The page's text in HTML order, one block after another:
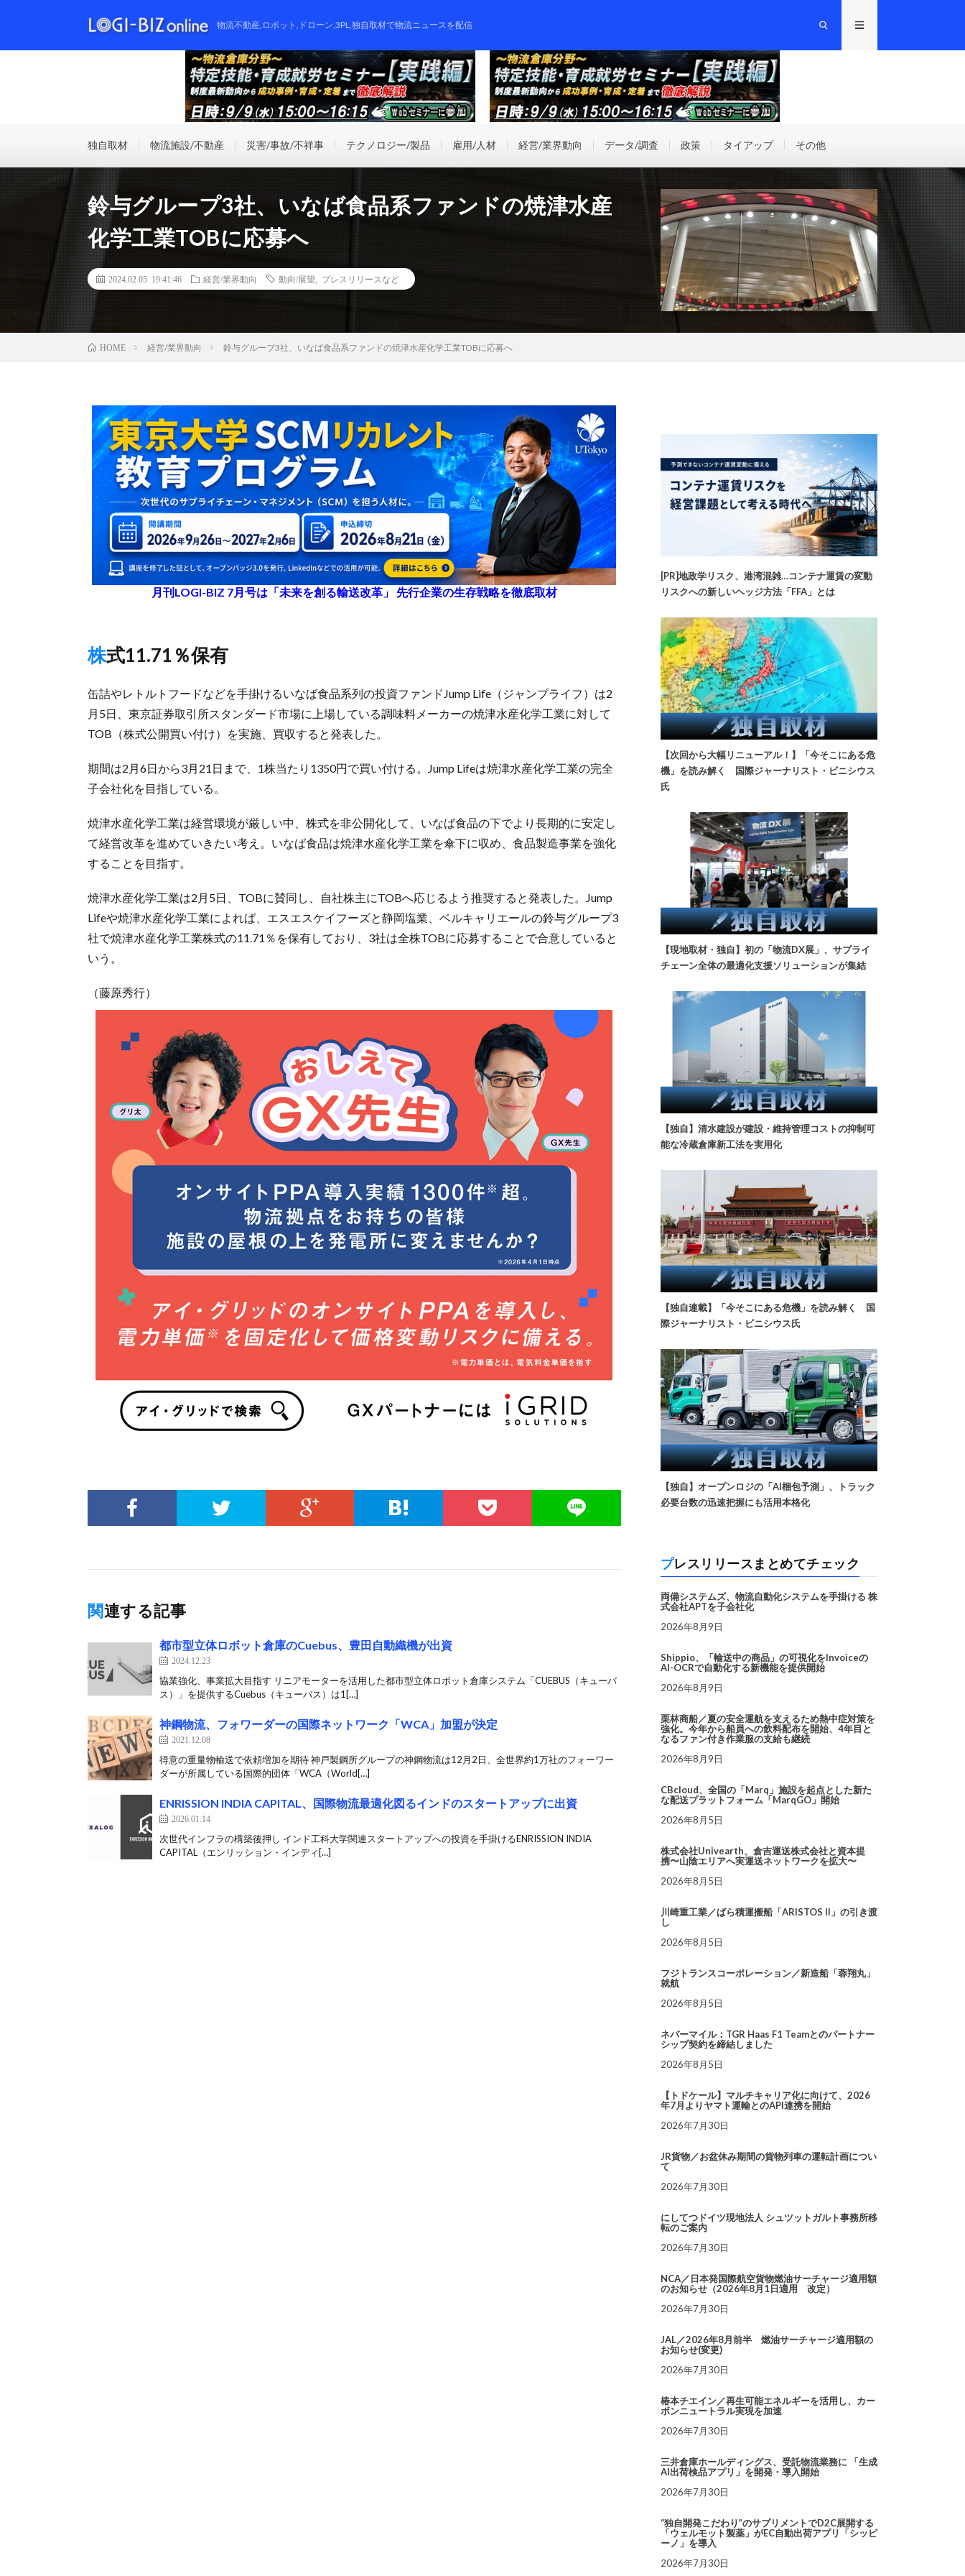
物流不動産,ロボット,ドローン,3PL,独自取材で物流ニュースを配信
独自取材 物流施設/不動産 災害/事故/不祥事 テクノロジー/製品 雇用/人材 経営/業界動向 データ/調査 政策 タイアップ その他
鈴与グループ3社、いなば食品系ファンドの焼津水産
化学工業TOBに応募へ
2024.02.05 19:41:46 経営/業界動向 動向/展望 プレスリリースなど
HOME 経営/業界動向 鈴与グループ3社、いなば食品系ファンドの焼津水産化学工業TOBに応募へ
月刊LOGI-BIZ 7月号は「未来を創る輸送改革」 先行企業の生存戦略を徹底取材
株式11.71％保有
缶詰やレトルトフードなどを手掛けるいなば食品系列の投資ファンドJump Life（ジャンプライフ）は2
月5日、東京証券取引所スタンダード市場に上場している調味料メーカーの焼津水産化学工業に対して
TOB（株式公開買い付け）を実施、買収すると発表した。
期間は2月6日から3月21日まで、1株当たり1350円で買い付ける。Jump Lifeは焼津水産化学工業の完全
子会社化を目指している。
焼津水産化学工業は経営環境が厳しい中、株式を非公開化して、いなば食品の下でより長期的に安定し
て経営改革を進めていきたい考え。いなば食品は焼津水産化学工業を傘下に収め、食品製造事業を強化
することを目指す。
焼津水産化学工業は2月5日、TOBに賛同し、自社株主にTOBへ応じるよう推奨すると発表した。Jump
Lifeや焼津水産化学工業によれば、エスエスケイフーズと静岡塩業、ベルキャリエールの鈴与グループ3
社で焼津水産化学工業株式の11.71％を保有しており、3社は全株TOBに応募することで合意していると
いう。
（藤原秀行）
関連する記事
都市型立体ロボット倉庫のCuebus、豊田自動織機が出資
2024.12.23
協業強化、事業拡大目指す リニアモーターを活用した都市型立体ロボット倉庫システム「CUEBUS（キューバ
ス）」を提供するCuebus（キューバス）は1[…]
神鋼物流、フォワーダーの国際ネットワーク「WCA」加盟が決定
2021.12.08
得意の重量物輸送で依頼増加を期待 神戸製鋼所グループの神鋼物流は12月2日、全世界約1万社のフォーワー
ダーが所属している国際的団体「WCA（World[…]
ENRISSION INDIA CAPITAL、国際物流最適化図るインドのスタートアップに出資
2026.01.14
次世代インフラの構築後押し インド工科大学関連スタートアップへの投資を手掛けるENRISSION INDIA
CAPITAL（エンリッション・インディ[…]
[PR]地政学リスク、港湾混雑…コンテナ運賃の変動
リスクへの新しいヘッジ方法「FFA」とは
【次回から大幅リニューアル！】「今そこにある危
機」を読み解く 国際ジャーナリスト・ビニシウス
氏
【現地取材・独自】初の「物流DX展」、サプライ
チェーン全体の最適化支援ソリューションが集結
【独自】清水建設が建設・維持管理コストの抑制可
能な冷蔵倉庫新工法を実用化
【独自連載】「今そこにある危機」を読み解く 国
際ジャーナリスト・ビニシウス氏
【独自】オープンロジの「AI梱包予測」、トラック
必要台数の迅速把握にも活用本格化
プレスリリースまとめてチェック
両備システムズ、物流自動化システムを手掛ける 株
式会社APTを子会社化
2026年8月9日
Shippio、「輸送中の商品」の可視化をInvoiceの
AI-OCRで自動化する新機能を提供開始
2026年8月9日
栗林商船／夏の安全運航を支えるため熱中症対策を
強化。今年から船員への飲料配布を開始、4年目と
なるファン付き作業服の支給も継続
2026年8月9日
CBcloud、全国の「Marq」施設を起点とした新た
な配送プラットフォーム「MarqGO」開始
2026年8月5日
株式会社Univearth、倉吉運送株式会社と資本提
携〜山陰エリアへ実運送ネットワークを拡大〜
2026年8月5日
川崎重工業／ばら積運搬船「ARISTOS II」の引き渡
し
2026年8月5日
フジトランスコーポレーション／新造船「蓉翔丸」
就航
2026年8月5日
ネバーマイル：TGR Haas F1 Teamとのパートナー
シップ契約を締結しました
2026年8月5日
【トドケール】マルチキャリア化に向けて、2026
年7月よりヤマト運輸とのAPI連携を開始
2026年7月30日
JR貨物／お盆休み期間の貨物列車の運転計画につい
て
2026年7月30日
にしてつドイツ現地法人 シュツットガルト事務所移
転のご案内
2026年7月30日
NCA／日本発国際航空貨物燃油サーチャージ適用額
のお知らせ（2026年8月1日適用 改定）
2026年7月30日
JAL／2026年8月前半 燃油サーチャージ適用額の
お知らせ(変更)
2026年7月30日
椿本チエイン／再生可能エネルギーを活用し、カー
ボンニュートラル実現を加速
2026年7月30日
三井倉庫ホールディングス、受託物流業務に 「生成
AI出荷検品アプリ」を開発・導入開始
2026年7月30日
“独自開発こだわり”のサプリメントでD2C展開する
「ウェルモット製薬」がEC自動出荷アプリ「シッピ
ーノ」を導入
2026年7月30日